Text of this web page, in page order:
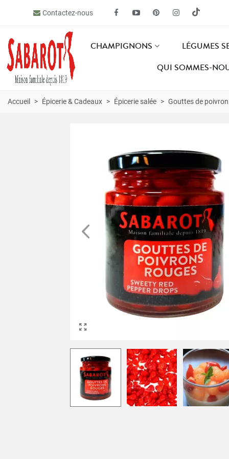
Contactez-nous
CHAMPIGNONS
LÉGUMES
QUI SOMMES-
Accueil > Épicerie & Cadeaux > Épicerie salée > Gouttes de